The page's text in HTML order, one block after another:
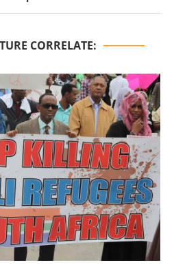
CORRELATE: